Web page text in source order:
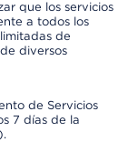
que los servicios
a todos los
de
diversos
de Servicios
7 días de la